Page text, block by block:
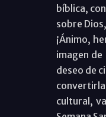
bíblica,
sobre
¡Ánimo,
imagen
deseo de
cultural,